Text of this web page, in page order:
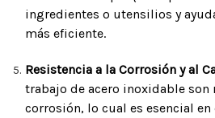
ingredientes o utensilios y
más eficiente.
Resistencia a la Corrosión y al
trabajo de acero inoxidable son
corrosión, lo cual es esencial en